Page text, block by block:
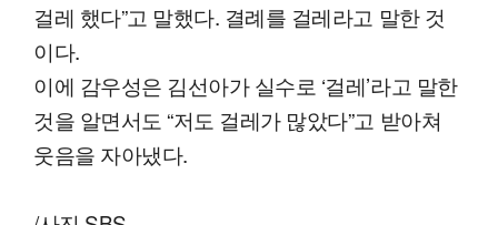
걸레 했다”고 말했다. 결례를 걸레라고 말한 것
이다.
이에 감우성은 김선아가 실수로 ‘걸레’라고 말한
것을 알면서도 “저도 걸레가 많았다”고 받아쳐
웃음을 자아냈다.